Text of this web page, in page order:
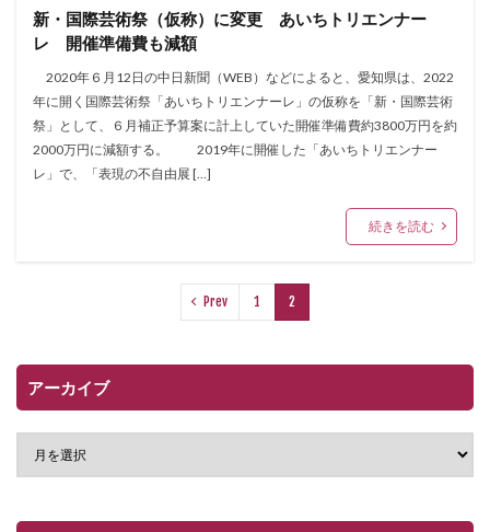
新・国際芸術祭（仮称）に変更 あいちトリエンナー
レ 開催準備費も減額
2020年６月12日の中日新聞（WEB）などによると、愛知県は、2022
年に開く国際芸術祭「あいちトリエンナーレ」の仮称を「新・国際芸術
祭」として、６月補正予算案に計上していた開催準備費約3800万円を約
2000万円に減額する。 2019年に開催した「あいちトリエンナー
レ」で、「表現の不自由展 […]
続きを読む
Prev 1 2
アーカイブ